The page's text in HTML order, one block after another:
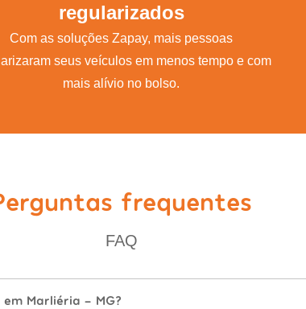
regularizados
Com as soluções Zapay, mais pessoas
seus veículos em menos tempo e com
mais alívio no bolso.
frequentes
FAQ
Marliéria - MG?